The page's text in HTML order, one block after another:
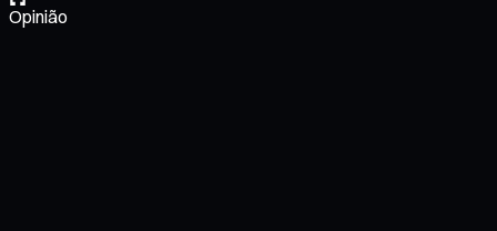
Opinião